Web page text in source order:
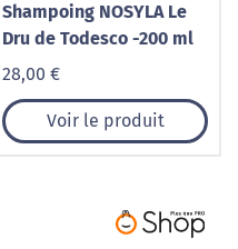
Shampoing NOSYLA Le
Dru de Todesco -200 ml
28,00 €
Voir le produit